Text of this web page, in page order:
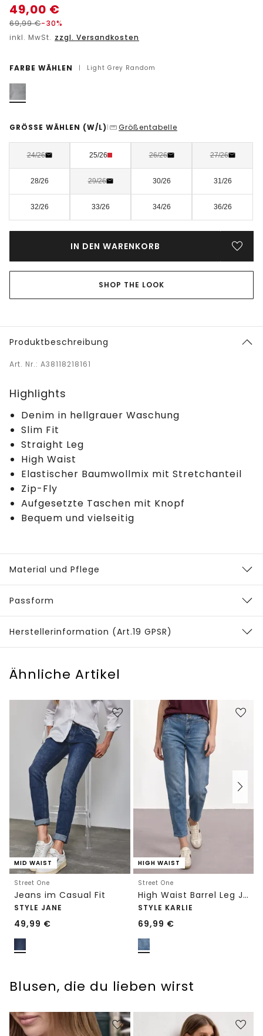
49,00 €
69,99€-30%
inkl. MwSt. zzgl. Versandkosten
FARBE WÄHLEN | Light Grey Random
GRÖSSE WÄHLEN (W/L) | Größentabelle
24/26 25/26 26/26 27/26
28/26 29/26 30/26 31/26
32/26 33/26 34/26 36/26
IN DEN WARENKORB
SHOP THE LOOK
Produktbeschreibung
Art. Nr.: A38118218161
Highlights
Denim in hellgrauer Waschung
Slim Fit
Straight Leg
High Waist
Elastischer Baumwollmix mit Stretchanteil
Zip-Fly
Aufgesetzte Taschen mit Knopf
Bequem und vielseitig
Material und Pflege
Passform
Herstellerinformation (Art.19 GPSR)
Ähnliche Artikel
MID WAIST
Street One
Jeans im Casual Fit
STYLE JANE
49,99 €
HIGH WAIST
Street One
High Waist Barrel Leg Jeans im Loose Fit
STYLE KARLIE
69,99 €
Blusen, die du lieben wirst